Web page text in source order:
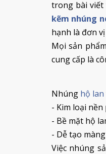
trong bài viết
kẽm nhúng
hạnh là đơn
Mọi sản
cung cấp là
Nhúng hộ
- Kim loại
- Bề mặt hộ
- Dễ tạo
Việc nhúng